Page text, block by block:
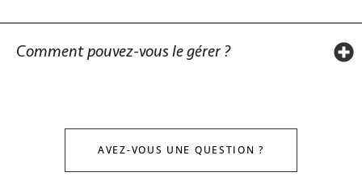
Comment pouvez-vous le gérer ?
AVEZ-VOUS UNE QUESTION ?